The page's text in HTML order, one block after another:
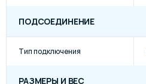
ПОДСОЕДИНЕНИЕ
Тип подключения
РАЗМЕРЫ И ВЕС